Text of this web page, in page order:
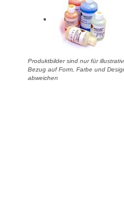
Produktbilder sind nur für
Bezug auf Form, Farbe und
abweichen